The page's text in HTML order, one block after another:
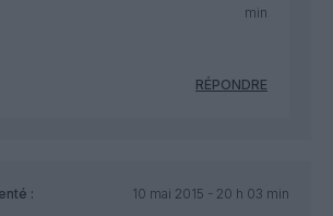
min
RÉPONDRE
:
10 mai 2015 - 20 h 03 min